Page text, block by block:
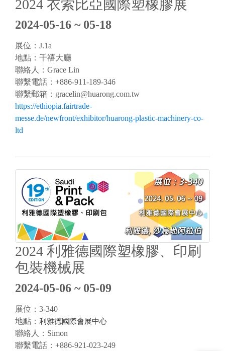
2024 衣索比亞國際塑橡膠展
2024-05-16 ~ 05-18
展位：J.1a
地點：千禧大廳
聯絡人：Grace Lin
聯繫電話：+886-911-189-346
聯繫郵箱： gracelin@huarong.com.tw
https://ethiopia.fairtrade-
messe.de/newfront/exhibitor/huarong-plastic-machinery-co-
ltd
2024 利雅德國際塑橡膠、印刷
包裝機械展
2024-05-06 ~ 05-09
展位：3-340
地點： 利雅德國際會展中心
聯絡人：Simon
聯繫電話：+886-921-023-249